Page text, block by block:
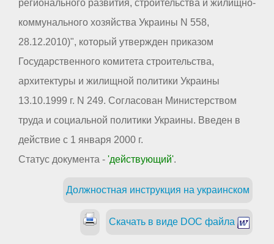
регионального развития, строительства и жилищно-
коммунального хозяйства Украины N 558,
28.12.2010)", который утвержден приказом
Государственного комитета строительства,
архитектуры и жилищной политики Украины
13.10.1999 г. N 249. Согласован Министерством
труда и социальной политики Украины. Введен в
действие с 1 января 2000 г.
Статус документа - 'действующий'.
Должностная инструкция на украинском
Скачать в виде DOC файла